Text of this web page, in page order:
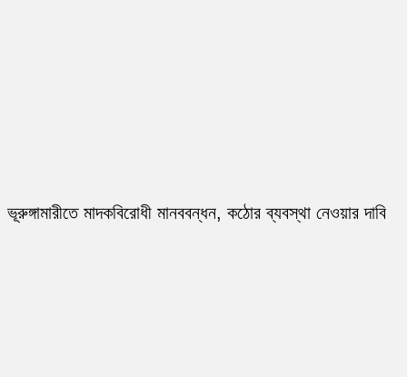
ভূরুঙ্গামারীতে মাদকবিরোধী মানববন্ধন, কঠোর ব্যবস্থা নেওয়ার দাবি